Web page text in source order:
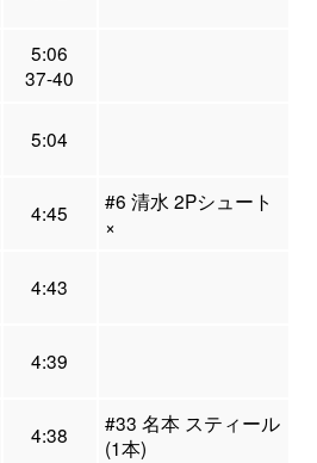
5:06
37-40
5:04
4:45
#6 清水 2Pシュート
×
4:43
4:39
4:38
#33 名本 スティール
(1本)